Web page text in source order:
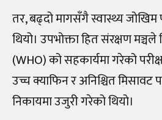
तर, बढ्दो मागसँगै स्वास्थ्य
थियो। उपभोक्ता हित संरक्षण
(WHO) को सहकार्यमा गरेको
उच्च क्याफिन र अनिश्चित मिसावट
निकायमा उजुरी गरेको थियो।